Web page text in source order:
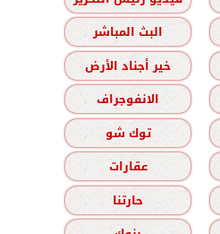
البث المباشر
خير أجناد الأرض
الانفوجراف
توك شو
عقارات
حارتنا